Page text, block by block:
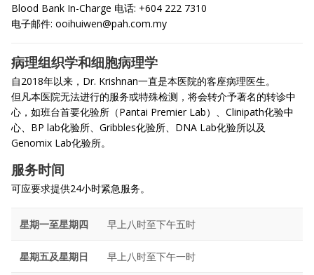
Blood Bank In-Charge 电话: +604 222 7310
电子邮件: ooihuiwen@pah.com.my
病理组织学和细胞病理学
自2018年以来，Dr. Krishnan一直是本医院的客座病理医生。
但凡本医院无法进行的服务或特殊检测，将会转介予著名的转诊中
心，如班台首要化验所（Pantai Premier Lab）、Clinipath化验中
心、BP lab化验所、Gribbles化验所、DNA Lab化验所以及
Genomix Lab化验所。
服务时间
可应要求提供24小时紧急服务。
星期一至星期四 早上八时至下午五时
星期五及星期日 早上八时至下午一时